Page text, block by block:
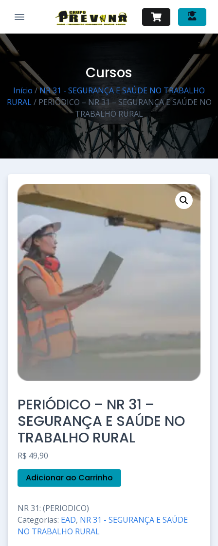
Cursos
Início /NR 31 - SEGURANÇA E SAÚDE NO TRABALHO
RURAL/ PERIÓDICO – NR 31 – SEGURANÇA E SAÚDE NO
TRABALHO RURAL
PERIÓDICO – NR 31 –
SEGURANÇA E SAÚDE NO
TRABALHO RURAL
R$ 49,90
PERIÓDICO
-
SEGURANÇA
E
Adicionar ao Carrinho
NR 31: (PERIODICO)
Categorias: EAD, NR 31 - SEGURANÇA E SAÚDE
NO TRABALHO RURAL